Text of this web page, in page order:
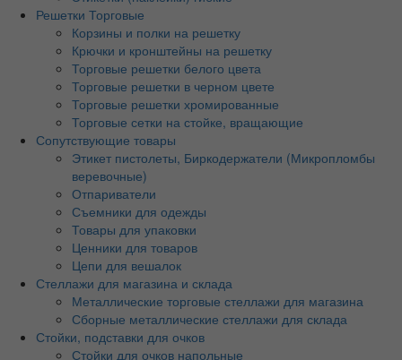
Решетки Торговые
Корзины и полки на решетку
Крючки и кронштейны на решетку
Торговые решетки белого цвета
Торговые решетки в черном цвете
Торговые решетки хромированные
Торговые сетки на стойке, вращающие
Сопутствующие товары
Этикет пистолеты, Биркодержатели (Микропломбы
веревочные)
Отпариватели
Съемники для одежды
Товары для упаковки
Ценники для товаров
Цепи для вешалок
Стеллажи для магазина и склада
Металлические торговые стеллажи для магазина
Сборные металлические стеллажи для склада
Стойки, подставки для очков
Стойки для очков напольные